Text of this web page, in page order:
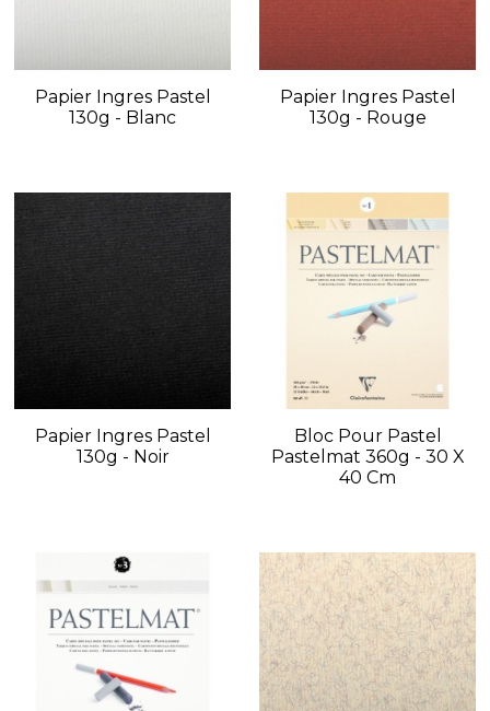
Papier Ingres Pastel
130g - Blanc
Papier Ingres Pastel
130g - Rouge
Papier Ingres Pastel
130g - Noir
Bloc Pour Pastel
Pastelmat 360g - 30 X
40 Cm